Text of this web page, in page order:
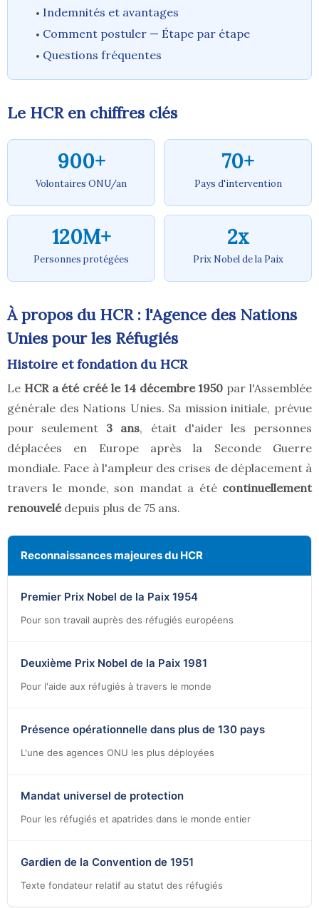
Indemnités et avantages
Comment postuler — Étape par étape
Questions fréquentes
Le HCR en chiffres clés
900+
Volontaires ONU/an
70+
Pays d'intervention
120M+
Personnes protégées
2x
Prix Nobel de la Paix
À propos du HCR : l'Agence des Nations
Unies pour les Réfugiés
Histoire et fondation du HCR
Le HCR a été créé le 14 décembre 1950 par l'Assemblée
générale des Nations Unies. Sa mission initiale, prévue
pour seulement 3 ans, était d'aider les personnes
déplacées en Europe après la Seconde Guerre
mondiale. Face à l'ampleur des crises de déplacement à
travers le monde, son mandat a été continuellement
renouvelédepuis plus de 75 ans.
Reconnaissances majeures du HCR
Premier Prix Nobel de la Paix 1954
Pour son travail auprès des réfugiés européens
Deuxième Prix Nobel de la Paix 1981
Pour l'aide aux réfugiés à travers le monde
Présence opérationnelle dans plus de 130 pays
L'une des agences ONU les plus déployées
Mandat universel de protection
Pour les réfugiés et apatrides dans le monde entier
Gardien de la Convention de 1951
Texte fondateur relatif au statut des réfugiés